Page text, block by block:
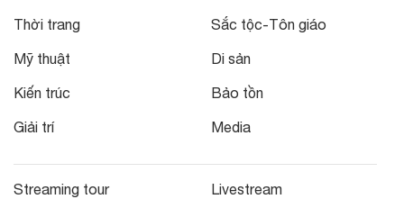
Thời trang
Mỹ thuật
Kiến trúc
Giải trí
Sắc tộc-Tôn giáo
Di sản
Bảo tồn
Media
Streaming tour Livestream